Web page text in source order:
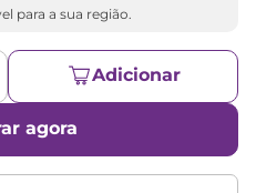
para a sua região.
Adicionar
agora